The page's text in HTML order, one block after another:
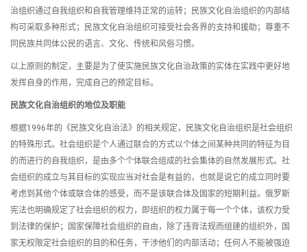
治组织通过自我组织和自我管理维持正常的运转；民族文化自治组织的内部结
构可采取多种形式；民族文化自治组织可接受社会各界的支持和援助；尊重不
同民族共同体公民的语言、文化、传统和风俗习惯。
以上原则的制定，主要是为了使实施民族文化自治政策的实体在实践中更好地
发挥自身的作用，完成自己的预定目标。
民族文化自治组织的地位及职能
根据1996年的《民族文化自治法》的相关规定，民族文化自治组织是社会组织
的特殊形式。社会组织是个人通过联合的方式以个体之间某种共同的特征为目
的而进行的自我组织，是由多个个体联合组成的社会集体的自然发展形式。社
会组织的成立与其目标的实现应当对社会是有益的，也就是说它的成立同时要
考虑到其他个体或联合体的感受，而不是该联合体及国家的短期利益。俄罗斯
宪法也明确规定了社会组织的权力，即组织的权力属于每一个个体，该权力受
到法律的保护；国家保障社会组织的自由，除了违背法规而组建的组织外，国
家无权限定社会组织的目的和任务，干涉他们的内部活动；任何人不能被强迫